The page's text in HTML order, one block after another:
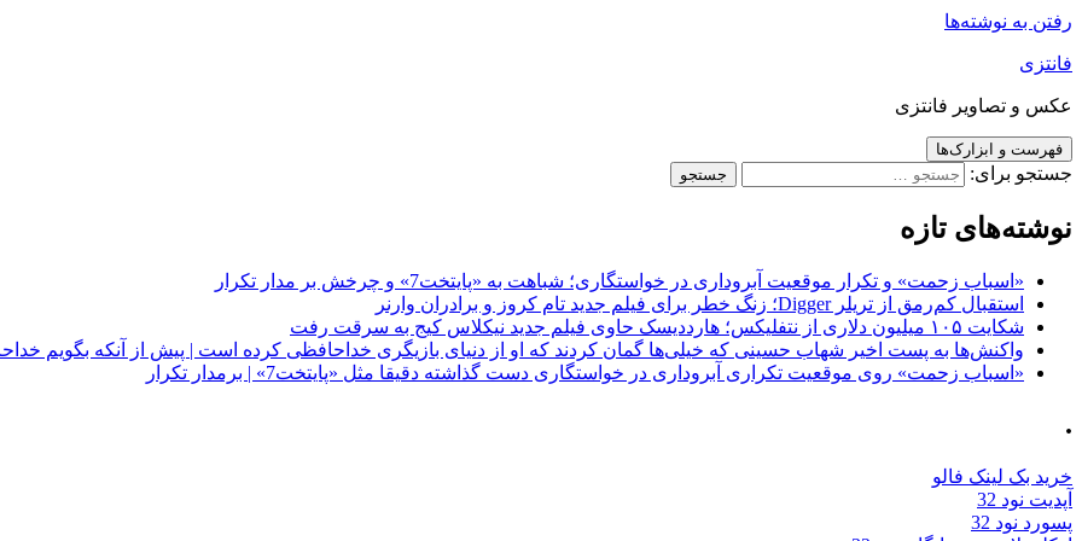
رفتن به نوشته‌ها
فانتزی
عکس و تصاویر فانتزی
فهرست و ابزارک‌ها
جستجو برای:
نوشته‌های تازه
«اسباب زحمت» و تکرار موقعیت آبروداری در خواستگاری؛ شباهت به «پایتخت7» و چرخش بر مدار تکرار
استقبال کم‌رمق از تریلر Digger؛ زنگ خطر برای فیلم جدید تام کروز و برادران وارنر
شکایت ۱۰۵ میلیون دلاری از نتفلیکس؛ هارددیسک حاوی فیلم جدید نیکلاس کیج به سرقت رفت
واکنش‌ها به پست اخیر شهاب حسینی که خیلی‌ها گمان کردند که او از دنیای بازیگری خداحافظی کرده است | پیش از آنکه بگویم
«اسباب زحمت» روی موقعیت تکراری آبروداری در خواستگاری دست گذاشته دقیقا مثل «پایتخت7» | برمدار تکرار
.
خرید بک لینک فالو
آپدیت نود 32
پسورد نود 32